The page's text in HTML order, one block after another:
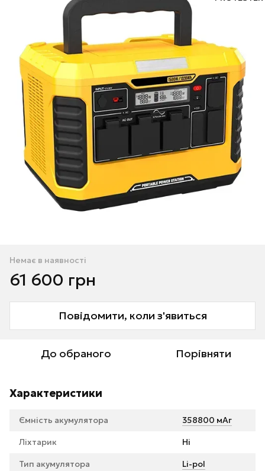
Немає в наявності
61 600 грн
Повідомити, коли з'явиться
До обраного Порівняти
Характеристики
Ємність акумулятора 358800 мАг
Ліхтарик Ні
Тип акумулятора Li-pol